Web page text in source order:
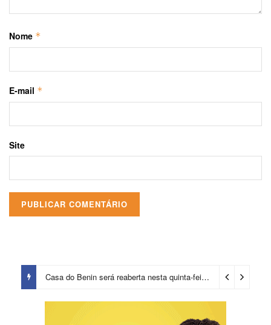
Nome *
E-mail *
Site
Casa do Benin será reaberta nesta quinta-feira (6) 19 horas ago